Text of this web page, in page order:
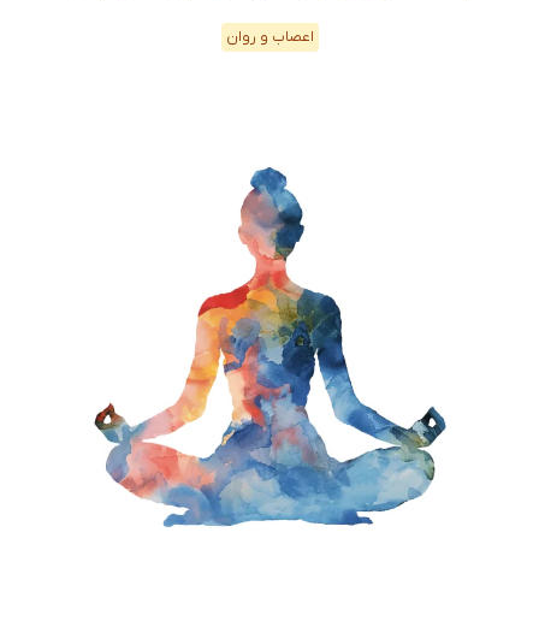
اعصاب و روان